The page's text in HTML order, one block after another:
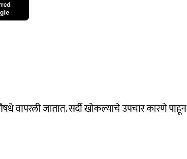
वापरली जातात. सर्दी खोकल्याचे उपचार कारणे पाहून